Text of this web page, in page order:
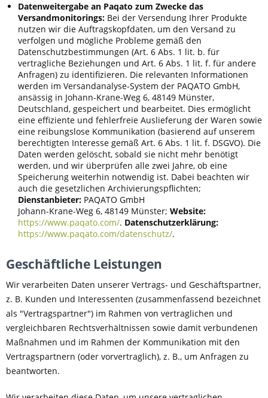
Datenweitergabe an Paqato zum Zwecke das
Versandmonitorings: Bei der Versendung Ihrer Produkte
nutzen wir die Auftragskopfdaten, um den Versand zu
verfolgen und mögliche Probleme gemäß den
Datenschutzbestimmungen (Art. 6 Abs. 1 lit. b. für
vertragliche Beziehungen und Art. 6 Abs. 1 lit. f. für andere
Anfragen) zu identifizieren. Die relevanten Informationen
werden im Versandanalyse-System der PAQATO GmbH,
ansässig in Johann-Krane-Weg 6, 48149 Münster,
Deutschland, gespeichert und bearbeitet. Dies ermöglicht
eine effiziente und fehlerfreie Auslieferung der Waren sowie
eine reibungslose Kommunikation (basierend auf unserem
berechtigten Interesse gemäß Art. 6 Abs. 1 lit. f. DSGVO). Die
Daten werden gelöscht, sobald sie nicht mehr benötigt
werden, und wir überprüfen alle zwei Jahre, ob eine
Speicherung weiterhin notwendig ist. Dabei beachten wir
auch die gesetzlichen Archivierungspflichten;
Dienstanbieter: PAQATO GmbH
Johann-Krane-Weg 6, 48149 Münster; Website:
https://www.paqato.com/. Datenschutzerklärung:
https://www.paqato.com/datenschutz/.
Geschäftliche Leistungen
Wir verarbeiten Daten unserer Vertrags- und Geschäftspartner,
z. B. Kunden und Interessenten (zusammenfassend bezeichnet
als "Vertragspartner") im Rahmen von vertraglichen und
vergleichbaren Rechtsverhältnissen sowie damit verbundenen
Maßnahmen und im Rahmen der Kommunikation mit den
Vertragspartnern (oder vorvertraglich), z. B., um Anfragen zu
beantworten.